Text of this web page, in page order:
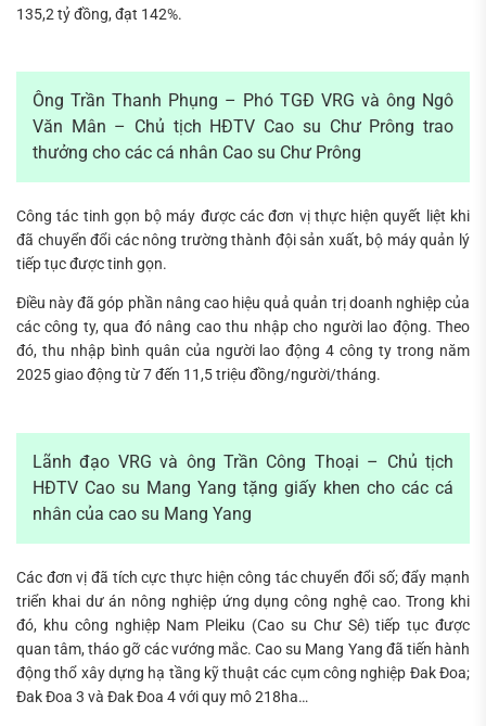
135,2 tỷ đồng, đạt 142%.
Ông Trần Thanh Phụng – Phó TGĐ VRG và ông Ngô
Văn Mân – Chủ tịch HĐTV Cao su Chư Prông trao
thưởng cho các cá nhân Cao su Chư Prông
Công tác tinh gọn bộ máy được các đơn vị thực hiện quyết liệt khi
đã chuyển đổi các nông trường thành đội sản xuất, bộ máy quản lý
tiếp tục được tinh gọn.
Điều này đã góp phần nâng cao hiệu quả quản trị doanh nghiệp của
các công ty, qua đó nâng cao thu nhập cho người lao động. Theo
đó, thu nhập bình quân của người lao động 4 công ty trong năm
2025 giao động từ 7 đến 11,5 triệu đồng/người/tháng.
Lãnh đạo VRG và ông Trần Công Thoại – Chủ tịch
HĐTV Cao su Mang Yang tặng giấy khen cho các cá
nhân của cao su Mang Yang
Các đơn vị đã tích cực thực hiện công tác chuyển đổi số; đẩy mạnh
triển khai dư án nông nghiệp ứng dụng công nghệ cao. Trong khi
đó, khu công nghiệp Nam Pleiku (Cao su Chư Sê) tiếp tục được
quan tâm, tháo gỡ các vướng mắc. Cao su Mang Yang đã tiến hành
động thổ xây dựng hạ tầng kỹ thuật các cụm công nghiệp Đak Đoa;
Đak Đoa 3 và Đak Đoa 4 với quy mô 218ha…